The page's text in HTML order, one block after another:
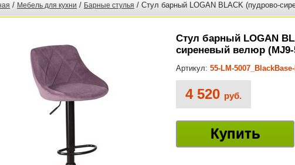
/ Мебель для кухни / Барные стулья / Стул барный LOGAN BLACK (пудрово-
Стул барный LOGAN
сиреневый велюр (MJ9-
Артикул: 55-LM-
4 520 руб.
Купить